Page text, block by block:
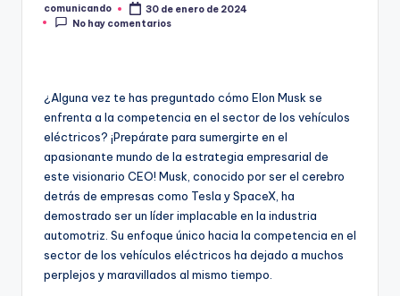
Publicado
por
comunicando
30 de enero de 2024
No hay comentarios
¿Alguna vez te has preguntado cómo Elon Musk se
enfrenta a la competencia en el sector de los vehículos
eléctricos? ¡Prepárate para sumergirte en el
apasionante mundo de la estrategia empresarial de
este visionario CEO! Musk, conocido por ser el cerebro
detrás de empresas como Tesla y SpaceX, ha
demostrado ser un líder implacable en la industria
automotriz. Su enfoque único hacia la competencia en el
sector de los vehículos eléctricos ha dejado a muchos
perplejos y maravillados al mismo tiempo.